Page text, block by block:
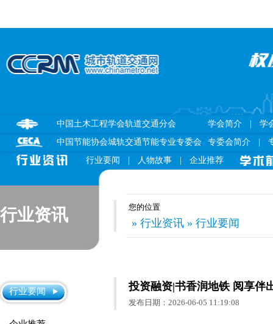
行业要闻 人物故事 企业推荐
中国节能协会城轨交通节能专业专委会 专委会简介
中国土木工程学会轨道交通分会 学会简介 学
行业资讯 您的位置
» 行业资讯 » 行业要闻
行业要闻 投资融资|书香润地铁 阅享伴
发布日期：2026-06-05 11:19:08